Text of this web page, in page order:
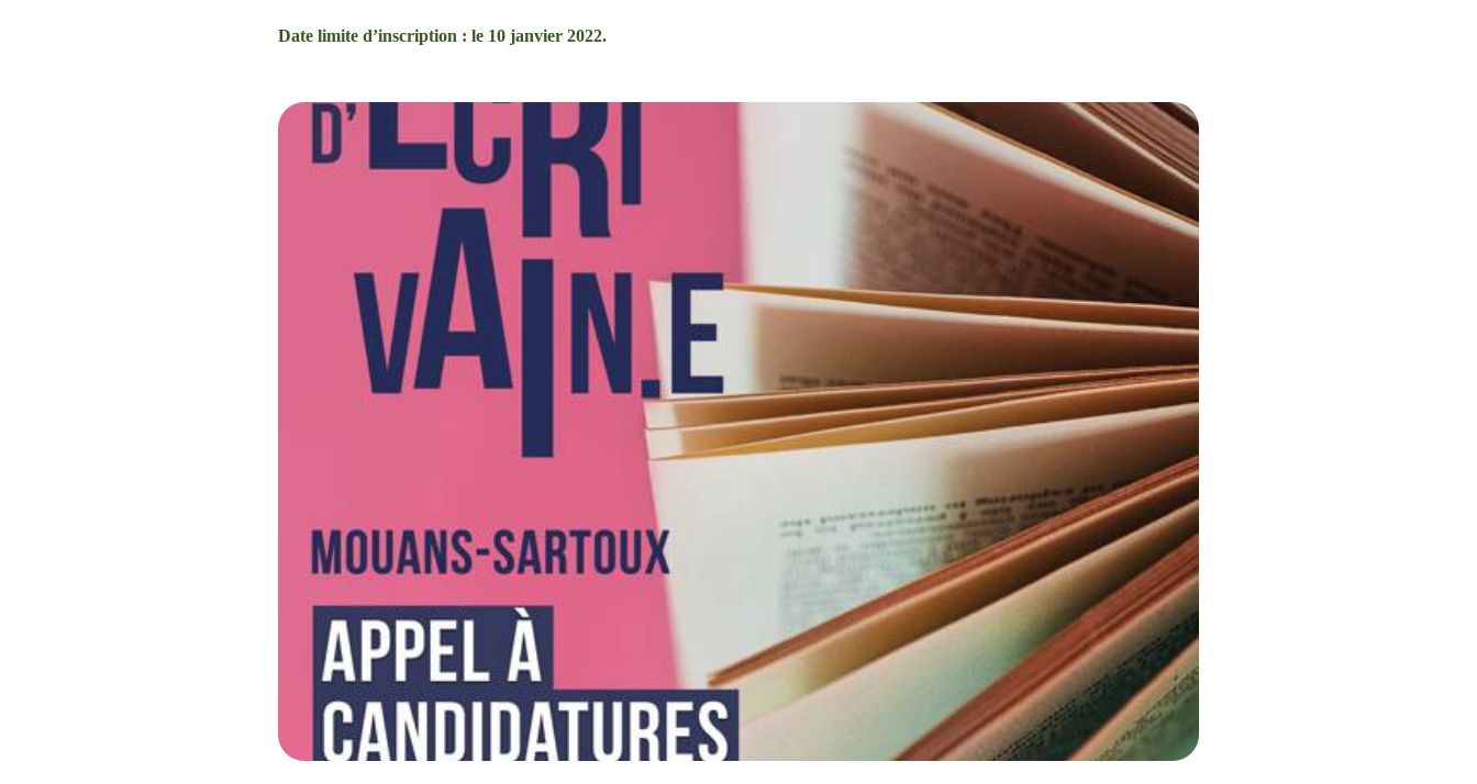
Date limite d’inscription : le 10 janvier 2022.